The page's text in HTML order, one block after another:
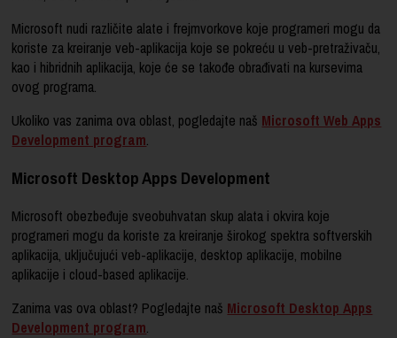
Microsoft nudi različite alate i frejmvorkove koje programeri mogu da
koriste za kreiranje veb-aplikacija koje se pokreću u veb-pretraživaču,
kao i hibridnih aplikacija, koje će se takođe obrađivati na kursevima
ovog programa.
Ukoliko vas zanima ova oblast, pogledajte naš Microsoft Web Apps
Development program.
Microsoft Desktop Apps Development
Microsoft obezbeđuje sveobuhvatan skup alata i okvira koje
programeri mogu da koriste za kreiranje širokog spektra softverskih
aplikacija, uključujući veb-aplikacije, desktop aplikacije, mobilne
aplikacije i cloud-based aplikacije.
Zanima vas ova oblast? Pogledajte naš Microsoft Desktop Apps
Development program.